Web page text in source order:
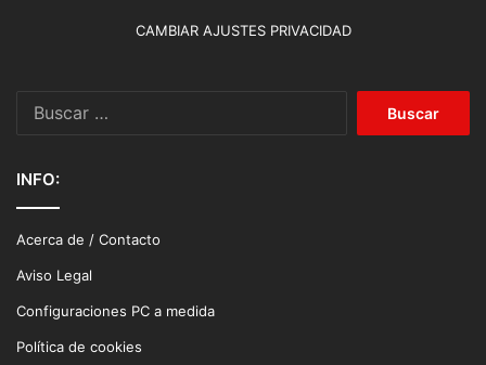
CAMBIAR AJUSTES PRIVACIDAD
INFO:
Acerca de / Contacto
Aviso Legal
Configuraciones PC a medida
Política de cookies